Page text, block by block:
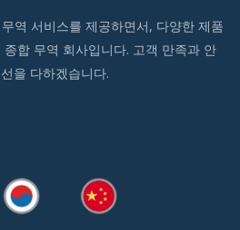
역 서비스를 제공하면서, 다양한 제품
합 무역 회사입니다. 고객 만족과 안
을 다하겠습니다.